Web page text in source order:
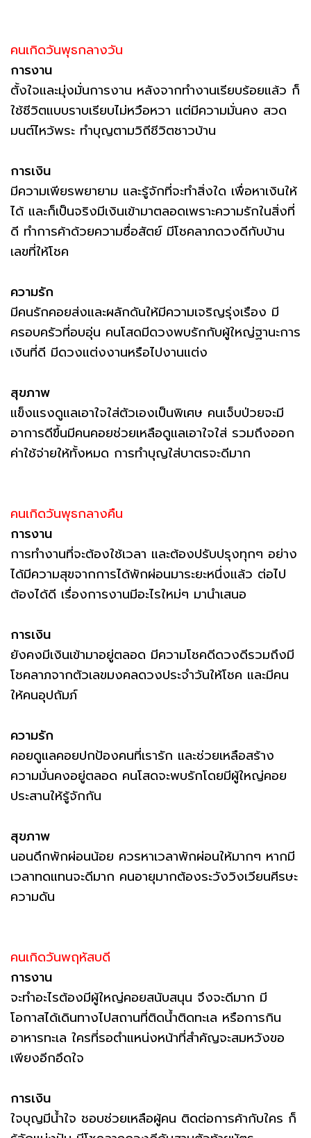
คนเกิดวันพุธกลางวัน
การงาน
ตั้งใจและมุ่งมั่นการงาน หลังจากทำงานเรียบร้อยแล้ว ก็
ใช้ชีวิตแบบราบเรียบไม่หวือหวา แต่มีความมั่นคง สวด
มนต์ไหว้พระ ทำบุญตามวิถีชีวิตชาวบ้าน
การเงิน
มีความเพียรพยายาม และรู้จักที่จะทำสิ่งใด เพื่อหาเงินให้
ได้ และก็เป็นจริงมีเงินเข้ามาตลอดเพราะความรักในสิ่งที่
ดี ทำการค้าด้วยความซื่อสัตย์ มีโชคลาภดวงดีกับบ้าน
เลขที่ให้โชค
ความรัก
มีคนรักคอยส่งและผลักดันให้มีความเจริญรุ่งเรือง มี
ครอบครัวที่อบอุ่น คนโสดมีดวงพบรักกับผู้ใหญ่ฐานะการ
เงินที่ดี มีดวงแต่งงานหรือไปงานแต่ง
สุขภาพ
แข็งแรงดูแลเอาใจใส่ตัวเองเป็นพิเศษ คนเจ็บป่วยจะมี
อาการดีขึ้นมีคนคอยช่วยเหลือดูแลเอาใจใส่ รวมถึงออก
ค่าใช้จ่ายให้ทั้งหมด การทำบุญใส่บาตรจะดีมาก
คนเกิดวันพุธกลางคืน
การงาน
การทำงานที่จะต้องใช้เวลา และต้องปรับปรุงทุกๆ อย่าง
ได้มีความสุขจากการได้พักผ่อนมาระยะหนึ่งแล้ว ต่อไป
ต้องได้ดี เรื่องการงานมีอะไรใหม่ๆ มานำเสนอ
การเงิน
ยังคงมีเงินเข้ามาอยู่ตลอด มีความโชคดีดวงดีรวมถึงมี
โชคลาภจากตัวเลขมงคลดวงประจำวันให้โชค และมีคน
ให้คนอุปถัมภ์
ความรัก
คอยดูแลคอยปกป้องคนที่เรารัก และช่วยเหลือสร้าง
ความมั่นคงอยู่ตลอด คนโสดจะพบรักโดยมีผู้ใหญ่คอย
ประสานให้รู้จักกัน
สุขภาพ
นอนดึกพักผ่อนน้อย ควรหาเวลาพักผ่อนให้มากๆ หากมี
เวลาทดแทนจะดีมาก คนอายุมากต้องระวังวิงเวียนศีรษะ
ความดัน
คนเกิดวันพฤหัสบดี
การงาน
จะทำอะไรต้องมีผู้ใหญ่คอยสนับสนุน จึงจะดีมาก มี
โอกาสได้เดินทางไปสถานที่ติดน้ำติดทะเล หรือการกิน
อาหารทะเล ใครที่รอตำแหน่งหน้าที่สำคัญจะสมหวังขอ
เพียงอีกอึดใจ
การเงิน
ใจบุญมีน้ำใจ ชอบช่วยเหลือผู้คน ติดต่อการค้ากับใคร ก็